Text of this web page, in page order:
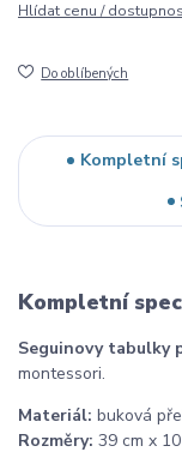
Hlídat cenu /
Do oblíbených
Kompletní
Kompletní
Seguinovy tabulky
montessori.
Materiál: buková
Rozměry: 39 cm x